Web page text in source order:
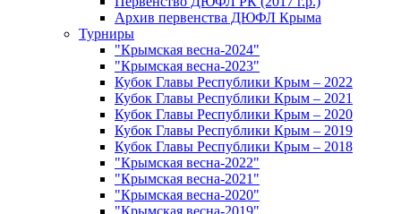
Архив первенства ДЮФЛ Крыма
Турниры
"Крымская весна-2024"
"Крымская весна-2023"
Кубок Главы Республики Крым – 2022
Кубок Главы Республики Крым – 2021
Кубок Главы Республики Крым – 2020
Кубок Главы Республики Крым – 2019
Кубок Главы Республики Крым – 2018
"Крымская весна-2022"
"Крымская весна-2021"
"Крымская весна-2020"
"Крымская весна-2019"